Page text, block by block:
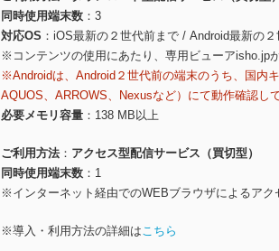
同時使用端末数
3
対応OS
iOS最新の２世代前まで / Android最新の
※コンテンツの使用にあたり、専用ビューアisho.jp
※Androidは、Android２世代前の端末のうち、国内
AQUOS、ARROWS、Nexusなど）にて動作確認し
必要メモリ容量
138 MB以上
ご利用方法
アクセス型配信サービス（買切型）
同時使用端末数
1
※インターネット経由でのWEBブラウザによるアク
※導入・利用方法の詳細はこちら